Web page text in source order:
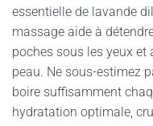
essentielle de lavande
massage aide à
poches sous les yeux et
peau. Ne sous-estimez
boire suffisamment
hydratation optimale,